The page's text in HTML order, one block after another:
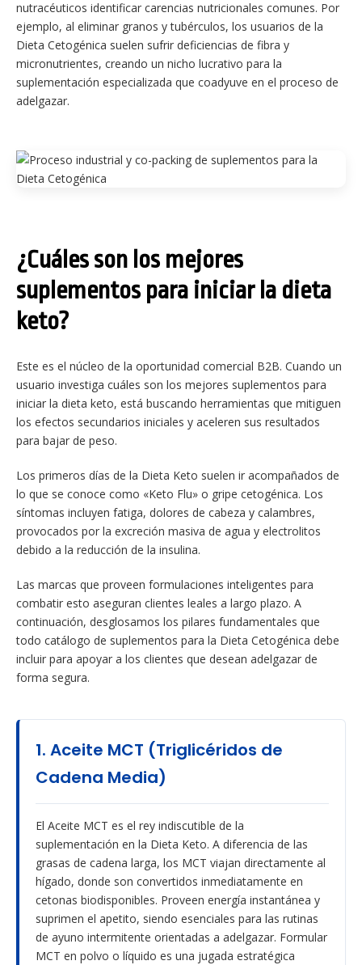
nutracéuticos identificar carencias nutricionales comunes. Por
ejemplo, al eliminar granos y tubérculos, los usuarios de la
Dieta Cetogénica suelen sufrir deficiencias de fibra y
micronutrientes, creando un nicho lucrativo para la
suplementación especializada que coadyuve en el proceso de
adelgazar.
¿Cuáles son los mejores
suplementos para iniciar la dieta
keto?
Este es el núcleo de la oportunidad comercial B2B. Cuando un
usuario investiga cuáles son los mejores suplementos para
iniciar la dieta keto, está buscando herramientas que mitiguen
los efectos secundarios iniciales y aceleren sus resultados
para bajar de peso.
Los primeros días de la Dieta Keto suelen ir acompañados de
lo que se conoce como «Keto Flu» o gripe cetogénica. Los
síntomas incluyen fatiga, dolores de cabeza y calambres,
provocados por la excreción masiva de agua y electrolitos
debido a la reducción de la insulina.
Las marcas que proveen formulaciones inteligentes para
combatir esto aseguran clientes leales a largo plazo. A
continuación, desglosamos los pilares fundamentales que
todo catálogo de suplementos para la Dieta Cetogénica debe
incluir para apoyar a los clientes que desean adelgazar de
forma segura.
1. Aceite MCT (Triglicéridos de
Cadena Media)
El Aceite MCT es el rey indiscutible de la
suplementación en la Dieta Keto. A diferencia de las
grasas de cadena larga, los MCT viajan directamente al
hígado, donde son convertidos inmediatamente en
cetonas biodisponibles. Proveen energía instantánea y
suprimen el apetito, siendo esenciales para las rutinas
de ayuno intermitente orientadas a adelgazar. Formular
MCT en polvo o líquido es una jugada estratégica